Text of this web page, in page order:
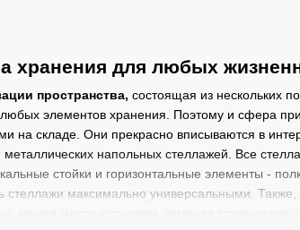
хранения для любых
пространства, состоящая из нескольких
элементов хранения. Поэтому и сфера
на складе. Они прекрасно вписываются в
напольных стеллажей. Все
стойки и горизонтальные элементы -
максимально универсальными.